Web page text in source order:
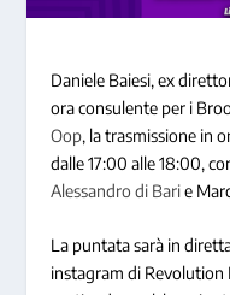
Daniele Baiesi, ex
ora consulente per i
Oop, la trasmissione in
dalle 17:00 alle 18:00,
Alessandro di Barie
La puntata sarà in
instagram di Revolution